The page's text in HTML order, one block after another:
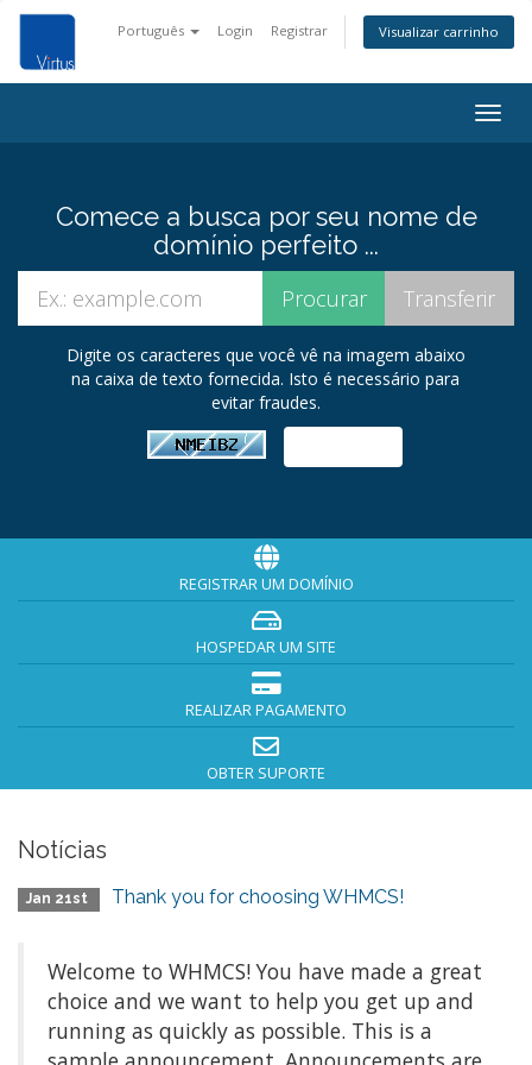
Português Login Registrar Visualizar carrinho
Comece a busca por seu nome de
domínio perfeito ...
Digite os caracteres que você vê na imagem abaixo
na caixa de texto fornecida. Isto é necessário para
evitar fraudes.
REGISTRAR UM DOMÍNIO
HOSPEDAR UM SITE
REALIZAR PAGAMENTO
OBTER SUPORTE
Notícias
Jan 21st Thank you for choosing WHMCS!
Welcome to WHMCS! You have made a great
choice and we want to help you get up and
running as quickly as possible. This is a